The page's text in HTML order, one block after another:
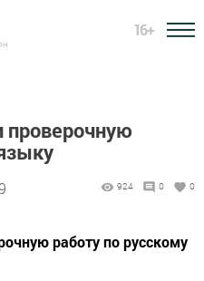
16+
проверочную
924 0 0
работу по русскому